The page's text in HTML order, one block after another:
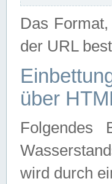
Das
der URL
über
Folgendes
wird durch